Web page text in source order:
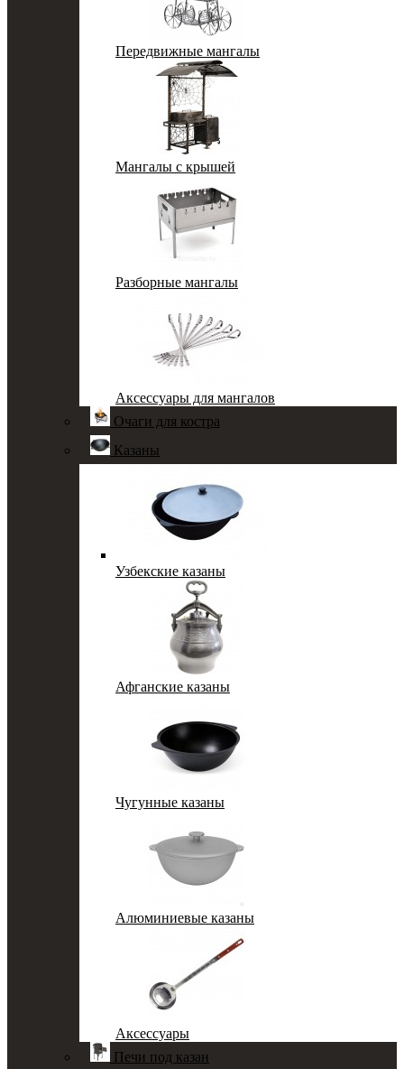
Передвижные мангалы
Мангалы с крышей
Разборные мангалы
Аксессуары для мангалов
Очаги для костра
Казаны
Узбекские казаны
Афганские казаны
Чугунные казаны
Алюминиевые казаны
Аксессуары
Печи под казан